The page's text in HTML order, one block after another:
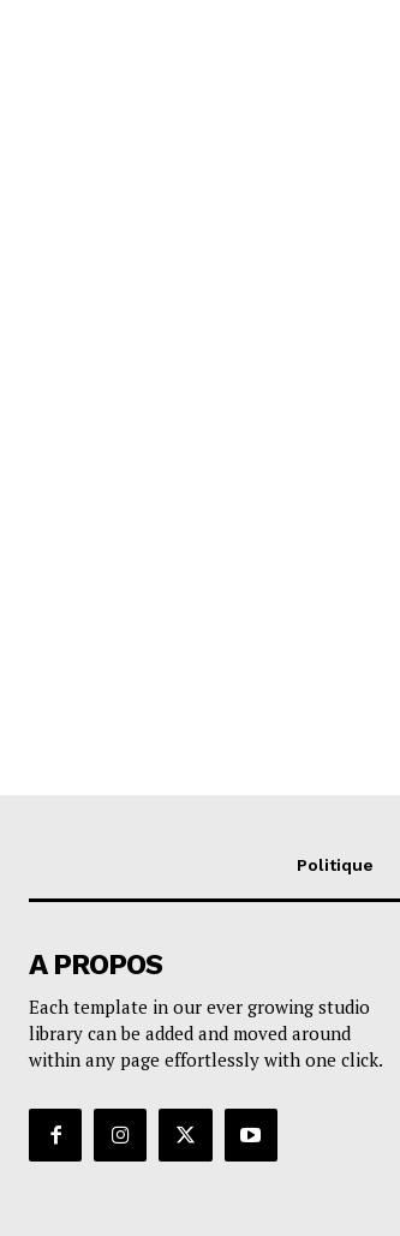
Politique
A PROPOS
Each template in our ever growing studio
library can be added and moved around
within any page effortlessly with one click.